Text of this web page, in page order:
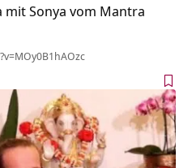
mit Sonya vom Mantra